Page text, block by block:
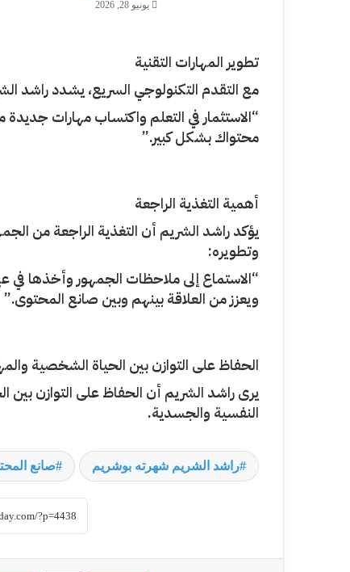
يونيو 28, 2026
تطوير المهارات التقنية
مع التقدم التكنولوجي السريع، يشدد راشد
“الاستثمار في التعلم واكتساب مهارات
محتواك بشكل كبير.”
أهمية التغذية الراجعة
يؤكد راشد الشريم أن التغذية الراجعة من
وتطويره:
“الاستماع إلى ملاحظات الجمهور وأخذها في
ويعزز من العلاقة بينهم وبين صانع المحتوى.”
الحفاظ على التوازن بين الحياة الشخصية
يرى راشد الشريم أن الحفاظ على التوازن
النفسية والجسدية.
راشد الشريم شهرته بوشريم صانع